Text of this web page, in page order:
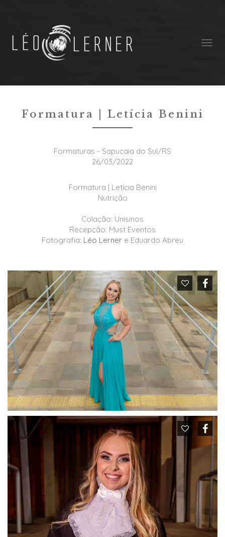
Formatura | Letícia Benini
Formaturas - Sapucaia do Sul/RS
26/03/2022
Formatura | Letícia Benini
Nutrição
Colação: Unisinos
Recepção: Must Eventos
Fotografia: Léo Lerner e Eduardo Abreu